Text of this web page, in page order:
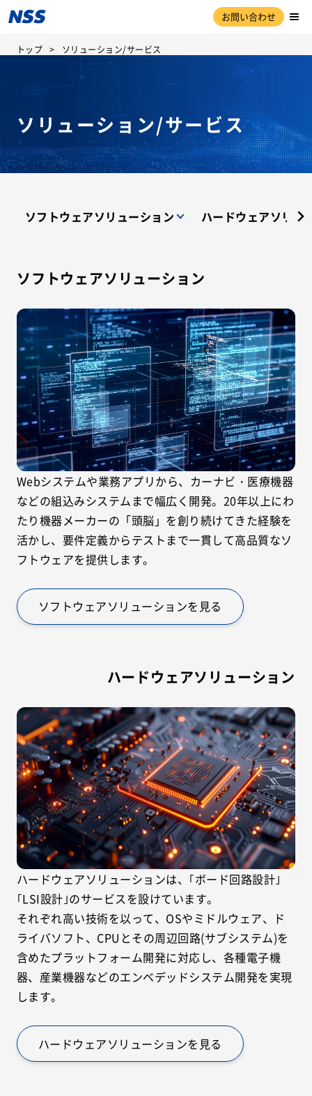
お問い合わせ
トップ ソリューション/サービス
ソリューション/サービス
ソフトウェアソリューション ハードウェアソリュ
ソフトウェアソリューション
Webシステムや業務アプリから、カーナビ・医療機器
などの組込みシステムまで幅広く開発。20年以上にわ
たり機器メーカーの「頭脳」を創り続けてきた経験を
活かし、要件定義からテストまで一貫して高品質なソ
フトウェアを提供します。
ソフトウェアソリューションを見る
ハードウェアソリューション
ハードウェアソリューションは、｢ボード回路設計｣
｢LSI設計｣のサービスを設けています。
それぞれ高い技術を以って、OSやミドルウェア、ド
ライバソフト、CPUとその周辺回路(サブシステム)を
含めたプラットフォーム開発に対応し、各種電子機
器、産業機器などのエンベデッドシステム開発を実現
します。
ハードウェアソリューションを見る